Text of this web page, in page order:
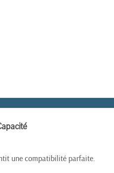
une compatibilité parfaite.